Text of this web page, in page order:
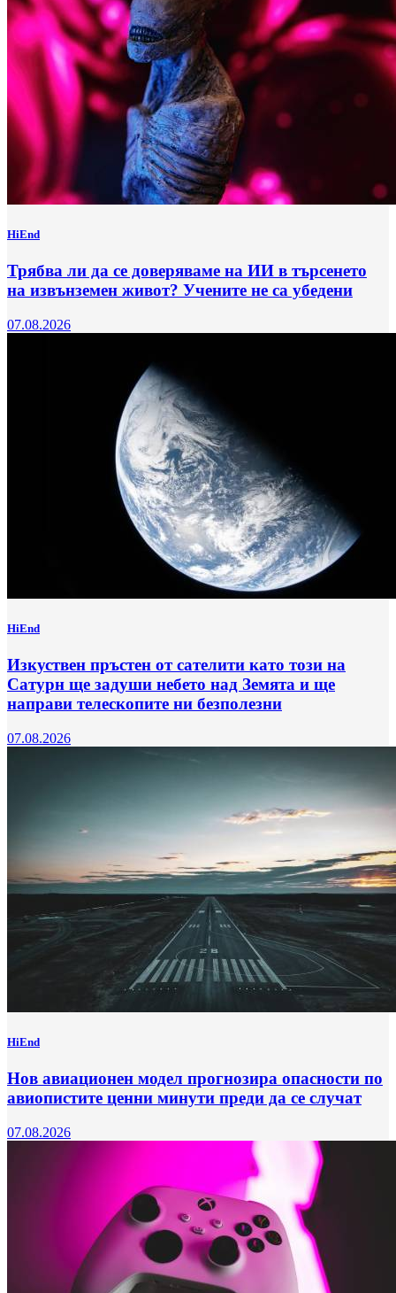
HiEnd
Трябва ли да се доверяваме на ИИ в търсенето
на извънземен живот? Учените не са убедени
07.08.2026
HiEnd
Изкуствен пръстен от сателити като този на
Сатурн ще задуши небето над Земята и ще
направи телескопите ни безполезни
07.08.2026
HiEnd
Нов авиационен модел прогнозира опасности по
авиопистите ценни минути преди да се случат
07.08.2026